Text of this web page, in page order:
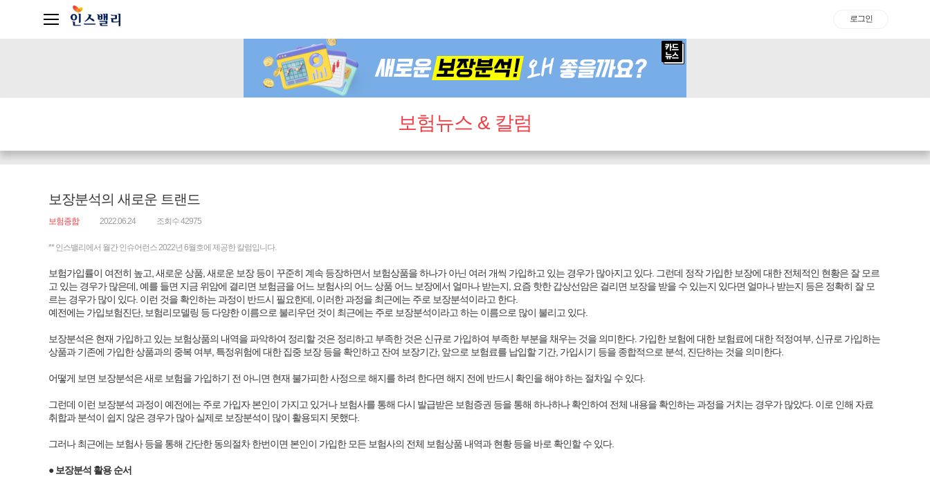
로그인
보험뉴스 & 칼럼
보장분석의 새로운 트랜드
보험종합 2022.06.24 조회수 42975
** 인스밸리에서 월간 인슈어런스 2022년 6월호에 제공한 칼럼입니다.
보험가입률이 여전히 높고, 새로운 상품, 새로운 보장 등이 꾸준히 계속 등장하면서 보험상품을 하나가 아닌 여러 개씩 가입하고 있는 경우가 많아지고 있다. 그런데 정작 가입한 보장에 대한 전체적인 현황은 잘 모르
고 있는 경우가 많은데, 예를 들면 지금 위암에 결리면 보험금을 어느 보험사의 어느 상품 어느 보장에서 얼마나 받는지, 요즘 핫한 갑상선암은 걸리면 보장을 받을 수 있는지 있다면 얼마나 받는지 등은 정확히 잘 모
르는 경우가 많이 있다. 이런 것을 확인하는 과정이 반드시 필요한데, 이러한 과정을 최근에는 주로 보장분석이라고 한다.
예전에는 가입보험진단, 보험리모델링 등 다양한 이름으로 불리우던 것이 최근에는 주로 보장분석이라고 하는 이름으로 많이 불리고 있다.
보장분석은 현재 가입하고 있는 보험상품의 내역을 파악하여 정리할 것은 정리하고 부족한 것은 신규로 가입하여 부족한 부분을 채우는 것을 의미한다. 가입한 보험에 대한 보험료에 대한 적정여부, 신규로 가입하는
상품과 기존에 가입한 상품과의 중복 여부, 특정위험에 대한 집중 보장 등을 확인하고 잔여 보장기간, 앞으로 보험료를 납입할 기간, 가입시기 등을 종합적으로 분석, 진단하는 것을 의미한다.
어떻게 보면 보장분석은 새로 보험을 가입하기 전 아니면 현재 불가피한 사정으로 해지를 하려 한다면 해지 전에 반드시 확인을 해야 하는 절차일 수 있다.
그런데 이런 보장분석 과정이 예전에는 주로 가입자 본인이 가지고 있거나 보험사를 통해 다시 발급받은 보험증권 등을 통해 하나하나 확인하여 전체 내용을 확인하는 과정을 거치는 경우가 많았다. 이로 인해 자료
취합과 분석이 쉽지 않은 경우가 많아 실제로 보장분석이 많이 활용되지 못했다.
그러나 최근에는 보험사 등을 통해 간단한 동의절차 한번이면 본인이 가입한 모든 보험사의 전체 보험상품 내역과 현황 등을 바로 확인할 수 있다.
● 보장분석 활용 순서